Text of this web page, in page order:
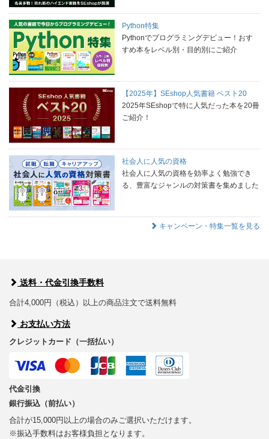
Python特集
Pythonでプログラミングデビュー！おす
すめ本をレベル別・目的別にご紹介
【2025年】SEshop人気書籍 ベスト20
2025年SEshopで特に人気だった本を20冊
ご紹介！
社会人に人気の資格
社会人に人気の資格を効率よく勉強でき
る、豊富なジャンルの対策書を集めました
キャンペーン・特集一覧を見る
送料・代金引換手数料
合計4,000円（税込）以上の商品注文で送料無料
お支払い方法
クレジットカード（一括払い）
代金引換
銀行振込（前払い）
合計が15,000円以上の場合のみご選択いただけます。
※振込手数料はお客様負担となります。